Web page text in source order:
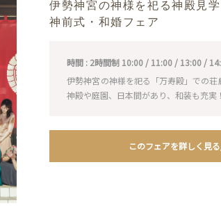
伊勢神宮の神様を祀る神殿見学
神前式・和婚フェア
時間 : 2時間制 10:00 / 11:00 / 13:00 /
伊勢神宮の神様を祀る「万寿殿」での
神殿や庭園、日本間があり、和装も充実
このフェアを詳しく見